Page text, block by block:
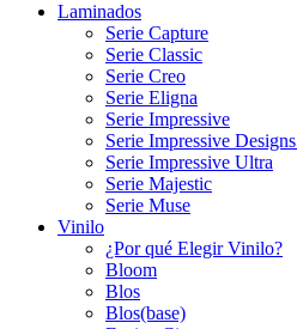
Laminados
Serie Capture
Serie Classic
Serie Creo
Serie Eligna
Serie Impressive
Serie Impressive
Serie Impressive Ultra
Serie Majestic
Serie Muse
Vinilo
¿Por qué Elegir Vinilo?
Bloom
Blos
Blos(base)